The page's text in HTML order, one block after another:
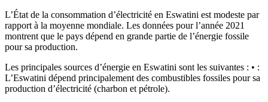
L’État de la consommation d’électricité en Eswatini est modeste par
rapport à la moyenne mondiale. Les données pour l’année 2021
montrent que le pays dépend en grande partie de l’énergie fossile
pour sa production.
Les principales sources d’énergie en Eswatini sont les suivantes : • :
L’Eswatini dépend principalement des combustibles fossiles pour sa
production d’électricité (charbon et pétrole).